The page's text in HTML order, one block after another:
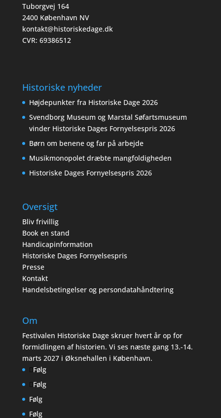
Tuborgvej 164
2400 København NV
kontakt@historiskedage.dk
CVR: 69386512
Historiske nyheder
Højdepunkter fra Historiske Dage 2026
Svendborg Museum og Marstal Søfartsmuseum
vinder Historiske Dages Fornyelsespris 2026
Børn om benene og far på arbejde
Musikmonopolet dræbte mangfoldigheden
Historiske Dages Fornyelsespris 2026
Oversigt
Bliv frivillig
Book en stand
Handicapinformation
Historiske Dages Fornyelsespris
Presse
Kontakt
Handelsbetingelser og persondatahåndtering
Om
Festivalen Historiske Dage skruer hvert år op for
formidlingen af historien. Vi ses næste gang 13.-14.
marts 2027 i Øksnehallen i København.
Følg
Følg
Følg
Følg